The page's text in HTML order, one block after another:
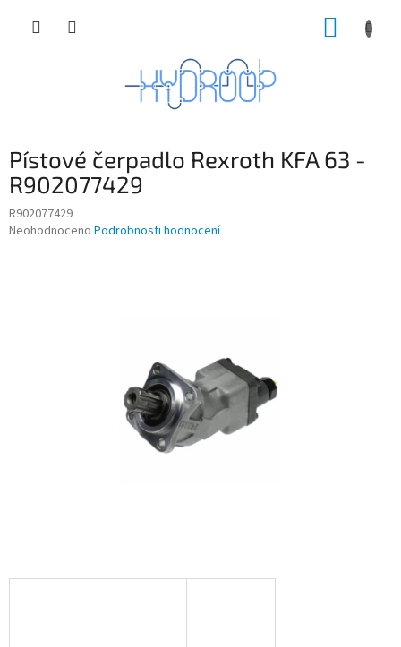
Pístové čerpadlo Rexroth KFA 63 -
R902077429
R902077429
Průměrné
Neohodnoceno Podrobnosti hodnocení